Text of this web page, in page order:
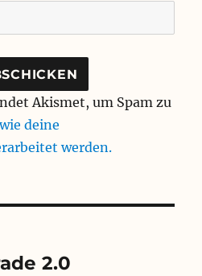
Akismet, um Spam zu
deine
werden.
2.0